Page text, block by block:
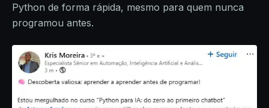
Python de forma rápida, mesmo para quem nunca
programou antes.